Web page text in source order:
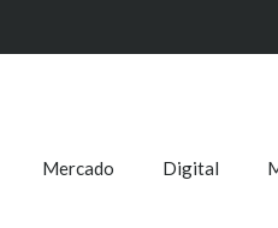
Mercado Digital